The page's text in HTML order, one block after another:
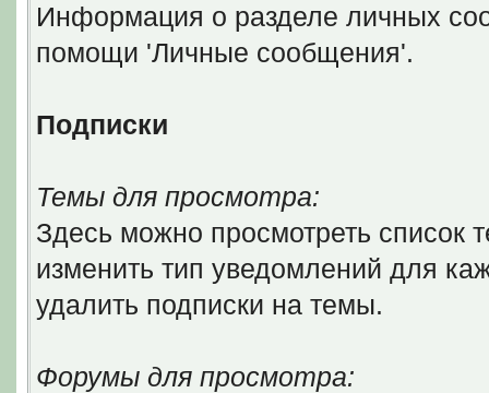
Информация о разделе личных
помощи 'Личные сообщения'.
Подписки
Темы для просмотра:
Здесь можно просмотреть список
изменить тип уведомлений для
удалить подписки на темы.
Форумы для просмотра: